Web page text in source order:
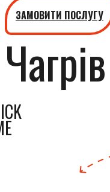
ЗАМОВИТИ ПОСЛУГУ
Чагрів